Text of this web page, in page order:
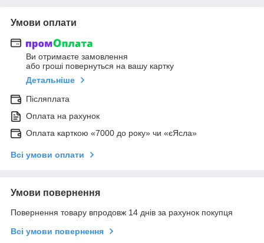
Умови оплати
Ви отримаєте замовлення
або гроші повернуться на вашу картку
Детальніше
Післяплата
Оплата на рахунок
Оплата карткою «7000 до року» чи «єЯсла»
Всі умови оплати
Умови повернення
Повернення товару впродовж 14 днів за рахунок покупця
Всі умови повернення